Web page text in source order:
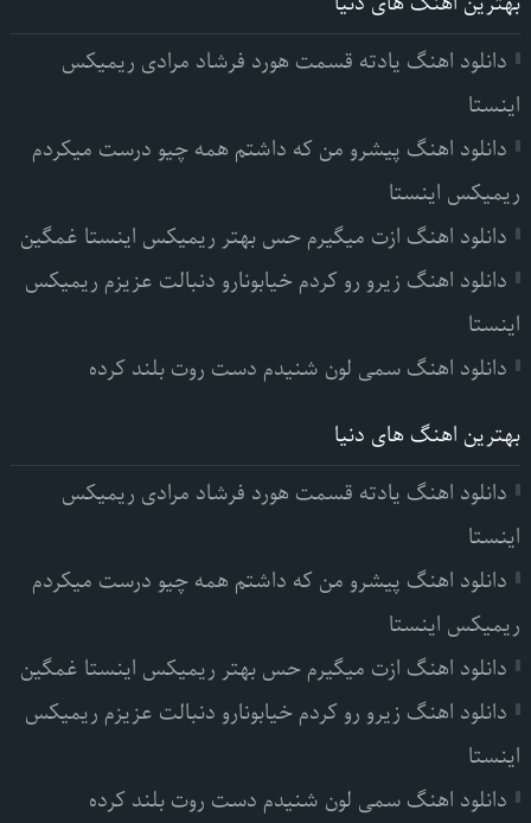
دانلود اهنگ یادته قسمت هورد فرشاد مرادی ریمیکس
اینستا
دانلود اهنگ پیشرو من که داشتم همه چیو درست میکردم
ریمیکس اینستا
دانلود اهنگ ازت میگیرم حس بهتر ریمیکس اینستا غمگین
دانلود اهنگ زیرو رو کردم خیابونارو دنبالت عزیزم ریمیکس
اینستا
دانلود اهنگ سمی لون شنیدم دست روت بلند کرده
بهترین اهنگ های دنیا
دانلود اهنگ یادته قسمت هورد فرشاد مرادی ریمیکس
اینستا
دانلود اهنگ پیشرو من که داشتم همه چیو درست میکردم
ریمیکس اینستا
دانلود اهنگ ازت میگیرم حس بهتر ریمیکس اینستا غمگین
دانلود اهنگ زیرو رو کردم خیابونارو دنبالت عزیزم ریمیکس
اینستا
دانلود اهنگ سمی لون شنیدم دست روت بلند کرده